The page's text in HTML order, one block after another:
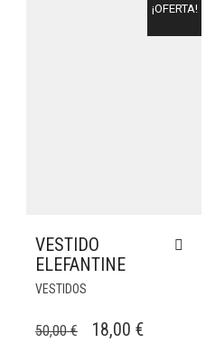
16,00 €.
¡OFERTA!
VESTIDO
ELEFANTINE
VESTIDOS
50,00€
EL
18,00 €EL